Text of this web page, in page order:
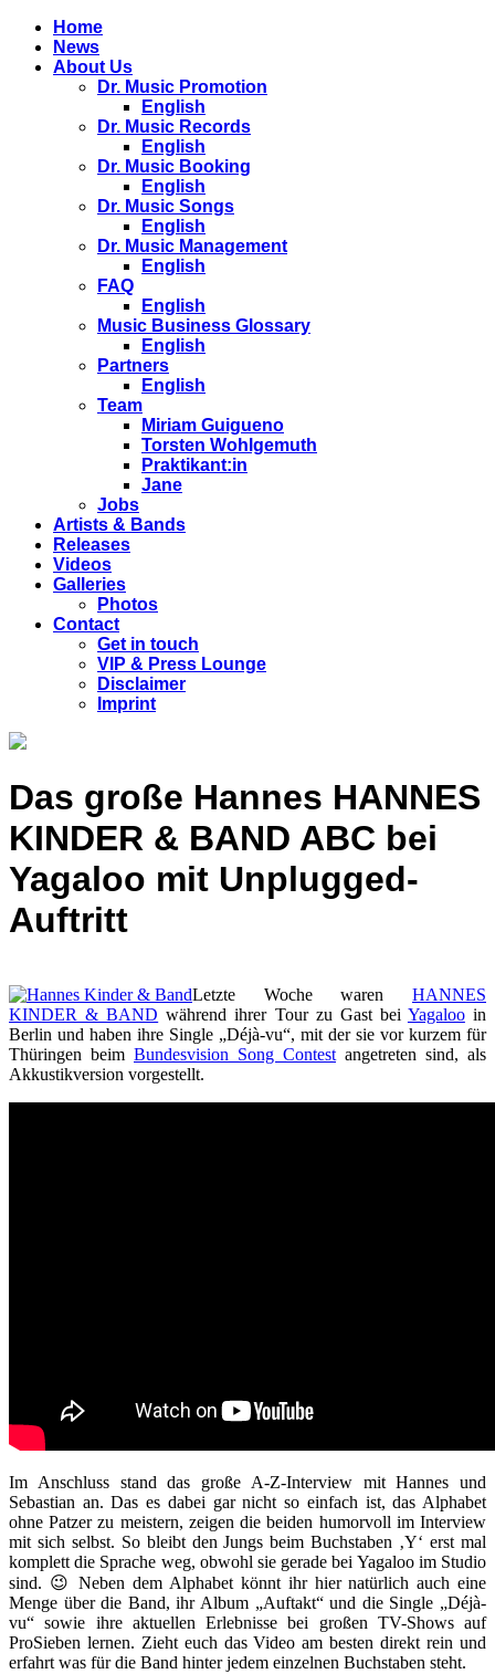
Home
News
About Us
Dr. Music Promotion
English
Dr. Music Records
English
Dr. Music Booking
English
Dr. Music Songs
English
Dr. Music Management
English
FAQ
English
Music Business Glossary
English
Partners
English
Team
Miriam Guigueno
Torsten Wohlgemuth
Praktikant:in
Jane
Jobs
Artists & Bands
Releases
Videos
Galleries
Photos
Contact
Get in touch
VIP & Press Lounge
Disclaimer
Imprint
Das große Hannes HANNES
KINDER & BAND ABC bei
Yagaloo mit Unplugged-
Auftritt
Letzte Woche waren HANNES
KINDER & BAND während ihrer Tour zu Gast bei Yagalooin
Berlin und haben ihre Single „Déjà-vu“, mit der sie vor kurzem für
Thüringen beim Bundesvision Song Contestangetreten sind, als
Akkustikversion vorgestellt.
Im Anschluss stand das große A-Z-Interview mit Hannes und
Sebastian an. Das es dabei gar nicht so einfach ist, das Alphabet
ohne Patzer zu meistern, zeigen die beiden humorvoll im Interview
mit sich selbst. So bleibt den Jungs beim Buchstaben ‚Y‘ erst mal
komplett die Sprache weg, obwohl sie gerade bei Yagaloo im Studio
sind. 😉 Neben dem Alphabet könnt ihr hier natürlich auch eine
Menge über die Band, ihr Album „Auftakt“ und die Single „Déjà-
vu“ sowie ihre aktuellen Erlebnisse bei großen TV-Shows auf
ProSieben lernen. Zieht euch das Video am besten direkt rein und
erfahrt was für die Band hinter jedem einzelnen Buchstaben steht.